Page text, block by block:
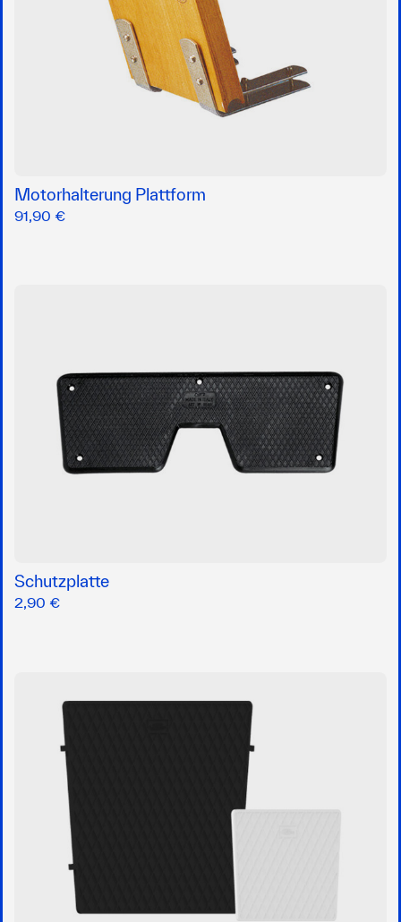
Motorhalterung Plattform
91,90 €
Schutzplatte
2,90 €